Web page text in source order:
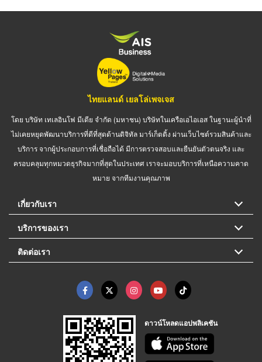
ไทยแลนด์ เยลโล่เพจเจส
โดย บริษัท เทเลอินโฟ มีเดีย จำกัด (มหาชน) บริษัทในเครือเอไอเอส ในฐานะผู้นำที่
ไม่เคยหยุดพัฒนาบริการที่ดีที่สุดด้านดิจิทัล มาร์เก็ตติ้ง ผ่านเว็บไซต์รวมสินค้าและ
บริการ จากผู้ประกอบการที่เชื่อถือได้ มีการตรวจสอบและยืนยันตัวตนจริง และ
ครอบคลุมทุกหมวดธุรกิจมากที่สุดในประเทศ เราจะมอบบริการที่เหนือความคาด
หมาย จากทีมงานคุณภาพ
เกี่ยวกับเรา
บริการของเรา
ติดต่อเรา
ดาวน์โหลดแอปพลิเคชัน